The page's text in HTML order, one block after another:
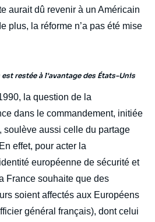
aurait dû revenir à un Américain
plus, la réforme n’a pas été mise
restée à l'avantage des États-Unis
la question de la
dans le commandement, initiée
soulève aussi celle du partage
effet, pour acter la
européenne de sécurité et
France souhaite que des
soient affectés aux Européens
général français), dont celui